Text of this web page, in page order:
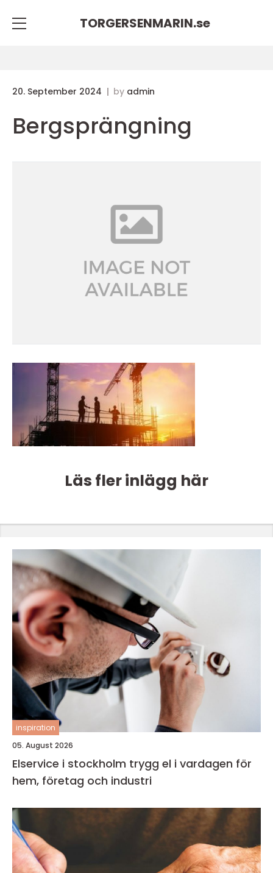
TORGERSENMARIN.se
20. September 2024 by admin
Bergsprängning
Läs fler inlägg här
inspiration
05. August 2026
Elservice i stockholm trygg el i vardagen för
hem, företag och industri